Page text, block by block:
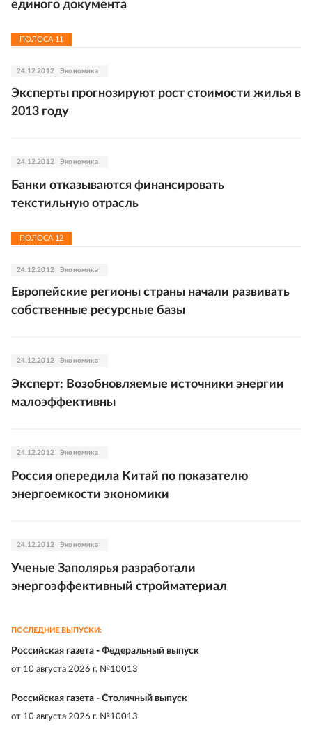
единого документа
ПОЛОСА 11
24.12.2012 Экономика
Эксперты прогнозируют рост стоимости жилья в
2013 году
24.12.2012 Экономика
Банки отказываются финансировать
текстильную отрасль
ПОЛОСА 12
24.12.2012 Экономика
Европейские регионы страны начали развивать
собственные ресурсные базы
24.12.2012 Экономика
Эксперт: Возобновляемые источники энергии
малоэффективны
24.12.2012 Экономика
Россия опередила Китай по показателю
энергоемкости экономики
24.12.2012 Экономика
Ученые Заполярья разработали
энергоэффективный стройматериал
ПОСЛЕДНИЕ ВЫПУСКИ:
Российская газета - Федеральный выпуск
от 10 августа 2026 г. №10013
Российская газета - Столичный выпуск
от 10 августа 2026 г. №10013